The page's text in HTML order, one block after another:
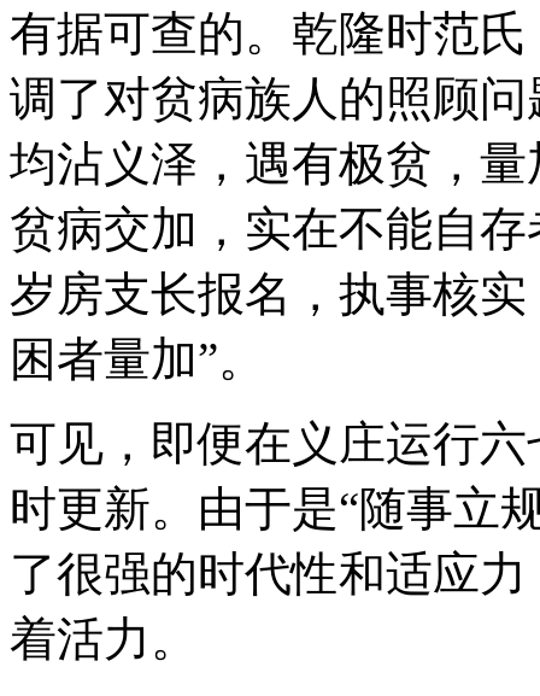
有据可查的。乾隆时范
调了对贫病族人的照顾
均沾义泽，遇有极贫，
贫病交加，实在不能自
岁房支长报名，执事核
困者量加”。
可见，即便在义庄运行
时更新。由于是“随事立
了很强的时代性和适应
着活力。